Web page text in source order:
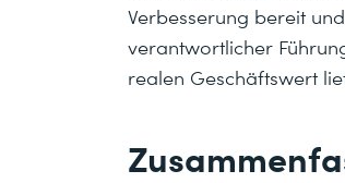
Verbesserung bereit
verantwortlicher
realen Geschäftswert